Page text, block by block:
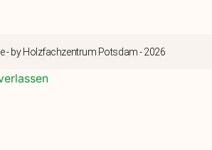
- by Holzfachzentrum Potsdam - 2026